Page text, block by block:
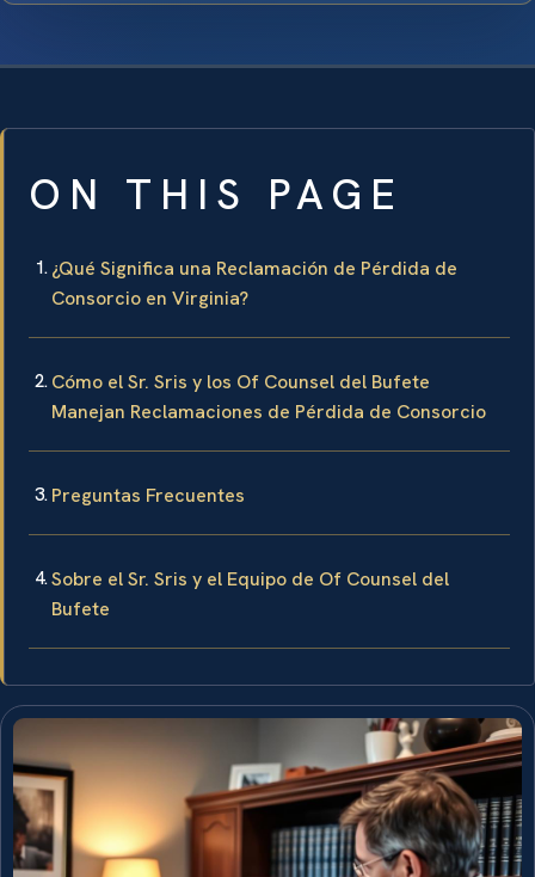
ON THIS PAGE
¿Qué Significa una Reclamación de Pérdida de
Consorcio en Virginia?
Cómo el Sr. Sris y los Of Counsel del Bufete
Manejan Reclamaciones de Pérdida de Consorcio
Preguntas Frecuentes
Sobre el Sr. Sris y el Equipo de Of Counsel del
Bufete